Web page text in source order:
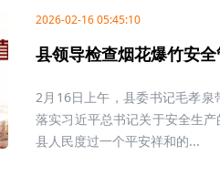
2026-02-16 05:45:10
县领导检查烟花爆竹安
2月16日上午，县委书记毛孝
落实习近平总书记关于安全生
县人民度过一个平安祥和的...